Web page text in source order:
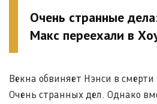
Очень странные
Макс переехали в
Векна обвиняет Нэнси в смерти
Очень странных дел. Однако